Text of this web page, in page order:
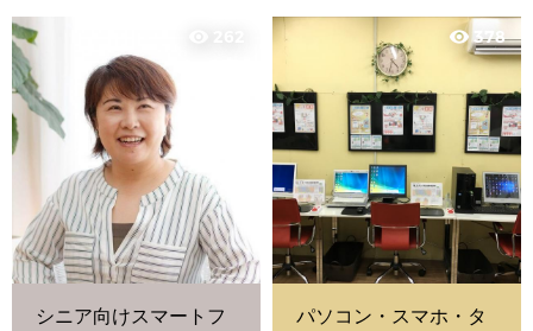
シニア向けスマートフ
visibility 378
パソコン・スマホ・タ